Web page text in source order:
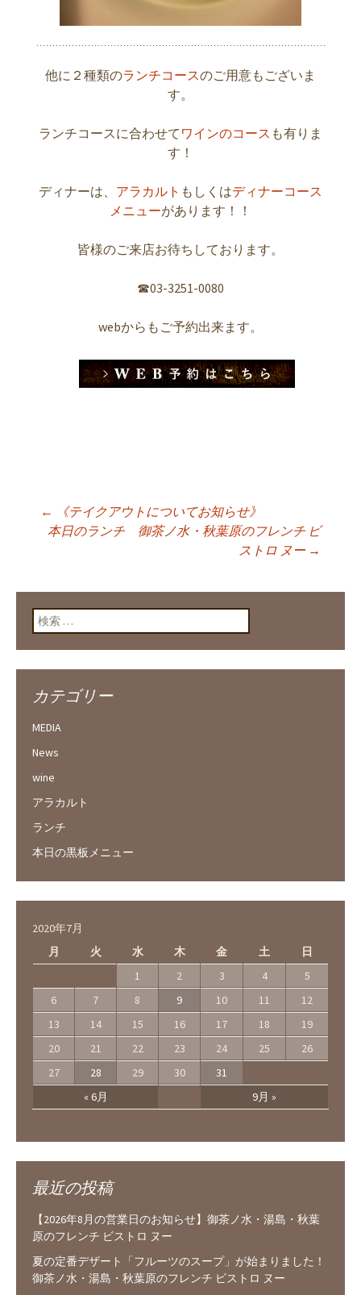
他に２種類のランチコースのご用意もございま
す。
ランチコースに合わせて ワインのコース も有りま
す！
ディナーは、 アラカルト もしくはディナーコース
メニューがあります！！
皆様のご来店お待ちしております。
☎︎03-3251-0080
webからもご予約出来ます。
投稿ナビゲーショ
ン
←
《テイクアウトについてお知らせ》
本日のランチ 御茶ノ水・秋葉原のフレンチ ビ
ストロ ヌー →
検索:
カテゴリー
MEDIA
News
wine
アラカルト
ランチ
本日の黒板メニュー
2020年7月
月
火 水 木 金 土 日
« 6月 9月 »
1 2 3 4
5
6
7 8 9 10 11
12
13
14 15 16 17 18
19
20
21 22 23 24 25
26
27
28 29 30 31
最近の投稿
【2026年8月の営業日のお知らせ】御茶ノ水・湯島・秋葉
原のフレンチ ビストロ ヌー
夏の定番デザート「フルーツのスープ」が始まりました！
御茶ノ水・湯島・秋葉原のフレンチ ビストロ ヌー